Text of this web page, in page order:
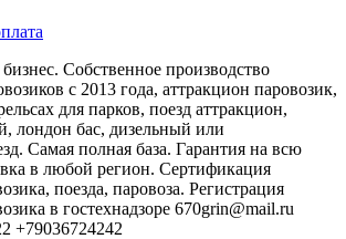
Собственное производство
с 2013 года, аттракцион паровозик,
для парков, поезд аттракцион,
лондон бас, дизельный или
Самая полная база. Гарантия на всю
в любой регион. Сертификация
поезда, паровоза. Регистрация
в гостехнадзоре 670grin@mail.ru
+79036724242